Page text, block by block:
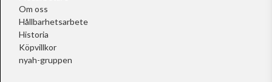
Om oss
Hållbarhetsarbete
Historia
Köpvillkor
nyah-gruppen